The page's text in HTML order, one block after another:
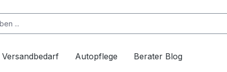
Versandbedarf Autopflege Berater Blog